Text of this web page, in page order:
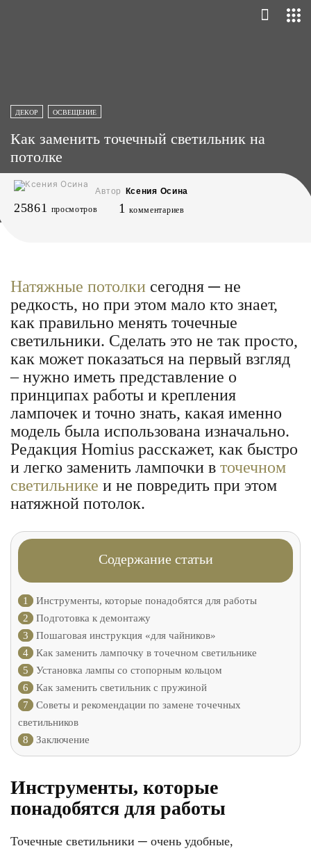
ДЕКОР ОСВЕЩЕНИЕ
Как заменить точечный светильник на
потолке
Автор Ксения Осина
25861 просмотров 1 комментариев
Натяжные потолки сегодня ─ не
редкость, но при этом мало кто знает,
как правильно менять точечные
светильники. Сделать это не так просто,
как может показаться на первый взгляд
– нужно иметь представление о
принципах работы и крепления
лампочек и точно знать, какая именно
модель была использована изначально.
Редакция Homius расскажет, как быстро
и легко заменить лампочки в точечном
светильнике и не повредить при этом
натяжной потолок.
Содержание статьи
1
Инструменты, которые понадобятся для работы
2
Подготовка к демонтажу
3
Пошаговая инструкция «для чайников»
4
Как заменить лампочку в точечном светильнике
5
Установка лампы со стопорным кольцом
6
Как заменить светильник с пружиной
7
Советы и рекомендации по замене точечных
светильников
8
Заключение
Инструменты, которые
понадобятся для работы
Точечные светильники ─ очень удобные,